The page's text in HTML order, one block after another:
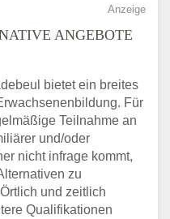
Anzeige
ANGEBOTE
bietet ein breites
Für
Teilnahme an
und/oder
nicht infrage kommt,
zu
und zeitlich
Qualifikationen